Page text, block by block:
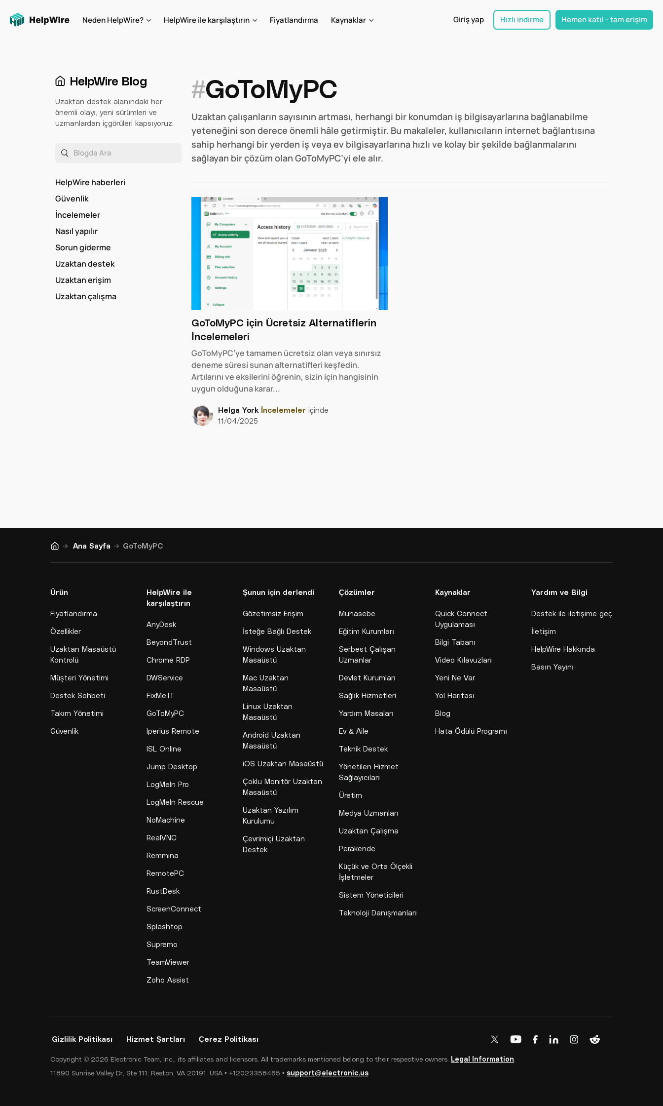
Neden HelpWire? HelpWire ile karşılaştırın Fiyatlandırma Kaynaklar Giriş yap Hızlı indirme Hemen katıl – tam erişim
HelpWire Blog
Uzaktan destek alanındaki her
önemli olayı, yeni sürümleri ve
uzmanlardan içgörüleri kapsıyoruz.
HelpWire haberleri
Güvenlik
İncelemeler
Nasıl yapılır
Sorun giderme
Uzaktan destek
Uzaktan erişim
Uzaktan çalışma
#GoToMyPC
Uzaktan çalışanların sayısının artması, herhangi bir konumdan iş bilgisayarlarına bağlanabilme
yeteneğini son derece önemli hâle getirmiştir. Bu makaleler, kullanıcıların internet bağlantısına
sahip herhangi bir yerden iş veya ev bilgisayarlarına hızlı ve kolay bir şekilde bağlanmalarını
sağlayan bir çözüm olan GoToMyPC’yi ele alır.
GoToMyPC için Ücretsiz Alternatiflerin
İncelemeleri
GoToMyPC’ye tamamen ücretsiz olan veya sınırsız
deneme süresi sunan alternatifleri keşfedin.
Artılarını ve eksilerini öğrenin, sizin için hangisinin
uygun olduğuna karar...
Helga York İncelemeler içinde
11/04/2025
Ana Sayfa GoToMyPC
Ürün
Fiyatlandırma
Özellikler
Uzaktan Masaüstü
Kontrolü
Müşteri Yönetimi
Destek Sohbeti
Takım Yönetimi
Güvenlik
HelpWire ile
karşılaştırın
AnyDesk
BeyondTrust
Chrome RDP
DWService
FixMe.IT
GoToMyPC
Iperius Remote
ISL Online
Jump Desktop
LogMeIn Pro
LogMeIn Rescue
NoMachine
RealVNC
Remmina
RemotePC
RustDesk
ScreenConnect
Splashtop
Supremo
TeamViewer
Zoho Assist
Şunun için derlendi
Gözetimsiz Erişim
İsteğe Bağlı Destek
Windows Uzaktan
Masaüstü
Mac Uzaktan
Masaüstü
Linux Uzaktan
Masaüstü
Android Uzaktan
Masaüstü
iOS Uzaktan Masaüstü
Çoklu Monitör Uzaktan
Masaüstü
Uzaktan Yazılım
Kurulumu
Çevrimiçi Uzaktan
Destek
Çözümler
Muhasebe
Eğitim Kurumları
Serbest Çalışan
Uzmanlar
Devlet Kurumları
Sağlık Hizmetleri
Yardım Masaları
Ev & Aile
Teknik Destek
Yönetilen Hizmet
Sağlayıcıları
Üretim
Medya Uzmanları
Uzaktan Çalışma
Perakende
Küçük ve Orta Ölçekli
İşletmeler
Sistem Yöneticileri
Teknoloji Danışmanları
Kaynaklar
Quick Connect
Uygulaması
Bilgi Tabanı
Video Kılavuzları
Yeni Ne Var
Yol Haritası
Blog
Hata Ödülü Programı
Yardım ve Bilgi
Destek ile iletişime geç
İletişim
HelpWire Hakkında
Basın Yayını
Gizlilik Politikası Hizmet Şartları Çerez Politikası
Copyright © 2026 Electronic Team, Inc., its affiliates and licensors. All trademarks mentioned belong to their respective owners. Legal Information
11890 Sunrise Valley Dr, Ste 111, Reston, VA 20191, USA • +12023358465 • support@electronic.us